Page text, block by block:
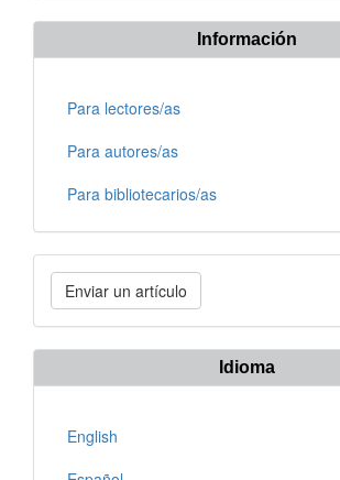
Información
Para lectores/as
Para autores/as
Para bibliotecarios/as
Enviar
un
artículo
Enviar un artículo
Idioma
English